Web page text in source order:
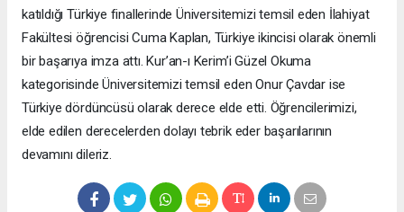
katıldığı Türkiye finallerinde Üniversitemizi temsil eden İlahiyat
Fakültesi öğrencisi Cuma Kaplan, Türkiye ikincisi olarak önemli
bir başarıya imza attı. Kur’an-ı Kerim’i Güzel Okuma
kategorisinde Üniversitemizi temsil eden Onur Çavdar ise
Türkiye dördüncüsü olarak derece elde etti. Öğrencilerimizi,
elde edilen derecelerden dolayı tebrik eder başarılarının
devamını dileriz.